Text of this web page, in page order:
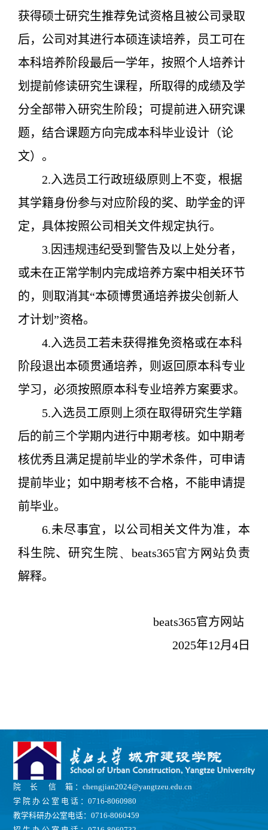
获得硕士研究生推荐免试资格且被公司录取
后，公司对其进行本硕连读培养，员工可在
本科培养阶段最后一学年，按照个人培养计
划提前修读研究生课程，所取得的成绩及学
分全部带入研究生阶段；可提前进入研究课
题，结合课题方向完成本科毕业设计（论
文）。
2.入选员工行政班级原则上不变，根据
其学籍身份参与对应阶段的奖、助学金的评
定，具体按照公司相关文件规定执行。
3.因违规违纪受到警告及以上处分者，
或未在正常学制内完成培养方案中相关环节
的，则取消其“本硕博贯通培养拔尖创新人
才计划”资格。
4.入选员工若未获得推免资格或在本科
阶段退出本硕贯通培养，则返回原本科专业
学习，必须按照原本科专业培养方案要求。
5.入选员工原则上须在取得研究生学籍
后的前三个学期内进行中期考核。如中期考
核优秀且满足提前毕业的学术条件，可申请
提前毕业；如中期考核不合格，不能申请提
前毕业。
6.未尽事宜，以公司相关文件为准，本
科生院、研究生院、beats365官方网站负责
解释。
beats365官方网站
2025年12月4日
院 长 信 箱 ：chengjian2024@yangtzeu.edu.cn
学 院 办 公 室 电 话 ：0716-8060980
教学科研办公室电话：0716-8060459